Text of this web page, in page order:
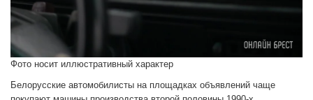
Фото носит иллюстративный характер
Белорусские автомобилисты на площадках объявлений чаще